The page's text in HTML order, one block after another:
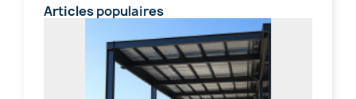
Articles populaires